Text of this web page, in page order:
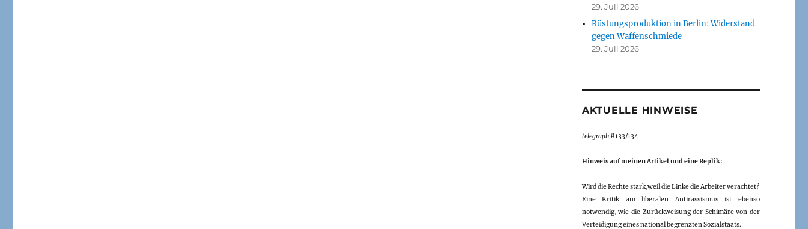
29. Juli 2026
Rüstungsproduktion in Berlin: Widerstand
gegen Waffenschmiede
29. Juli 2026
AKTUELLE HINWEISE
telegraph#133/134
Hinweis auf meinen Artikel und eine Replik:
Wird die Rechte stark,weil die Linke die Arbeiter verachtet?
Eine Kritik am liberalen Antirassismus ist ebenso
notwendig, wie die Zurückweisung der Schimäre von der
Verteidigung eines national begrenzten Sozialstaats.